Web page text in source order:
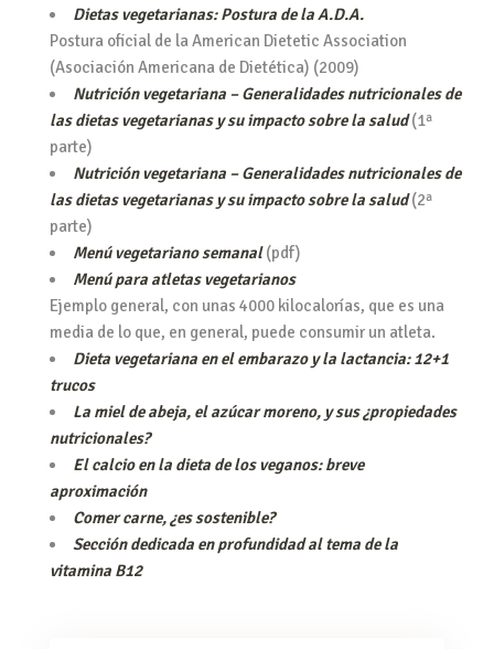
Dietas vegetarianas: Postura de la A.D.A.
Postura oficial de la American Dietetic Association
(Asociación Americana de Dietética) (2009)
Nutrición vegetariana – Generalidades nutricionales de
las dietas vegetarianas y su impacto sobre la salud(1ª
parte)
Nutrición vegetariana – Generalidades nutricionales de
las dietas vegetarianas y su impacto sobre la salud(2ª
parte)
Menú vegetariano semanal(pdf)
Menú para atletas vegetarianos
Ejemplo general, con unas 4000 kilocalorías, que es una
media de lo que, en general, puede consumir un atleta.
Dieta vegetariana en el embarazo y la lactancia: 12+1
trucos
La miel de abeja, el azúcar moreno, y sus ¿propiedades
nutricionales?
El calcio en la dieta de los veganos: breve
aproximación
Comer carne, ¿es sostenible?
Sección dedicada en profundidad al tema de la
vitamina B12